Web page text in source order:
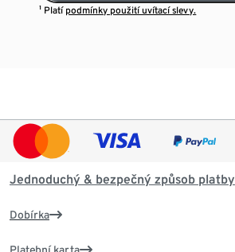
¹ Platí podmínky použití uvítací slevy.
Jednoduchý & bezpečný způsob platby
Dobírka